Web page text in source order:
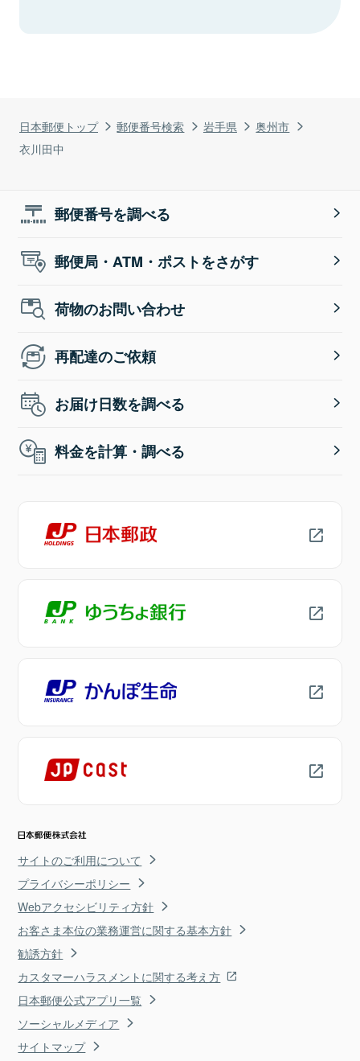
日本郵便トップ 郵便番号検索 岩手県
奥州市
衣川田中
郵便番号を調べる
郵便局・ATM・ポストをさがす
荷物のお問い合わせ
再配達のご依頼
お届け日数を調べる
料金を計算・調べる
サイトのご利用について
プライバシーポリシー
Webアクセシビリティ方針
お客さま本位の業務運営に関する基本方針
勧誘方針
カスタマーハラスメントに関する考え方
日本郵便公式アプリ一覧
ソーシャルメディア
サイトマップ